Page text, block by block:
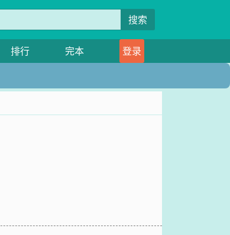
搜索
排行 完本
登录